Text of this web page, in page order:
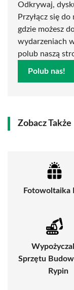
Odkrywaj,
Przyłącz się
gdzie możesz
wydarzeniach
polub naszą
Polub nas!
Zobacz Także
Fotowoltaika
Sprzętu
Rypin